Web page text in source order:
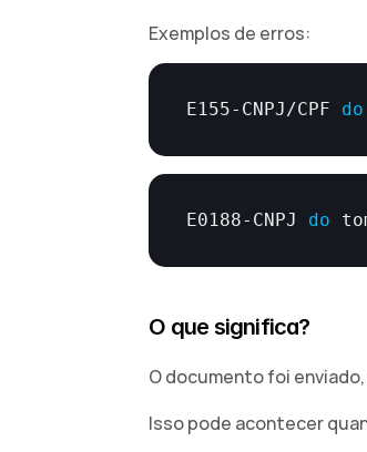
Exemplos de erros:
E155- CNPJ/CPF do
E0188- CNPJ do
O que significa?
O documento foi
Isso pode acontecer